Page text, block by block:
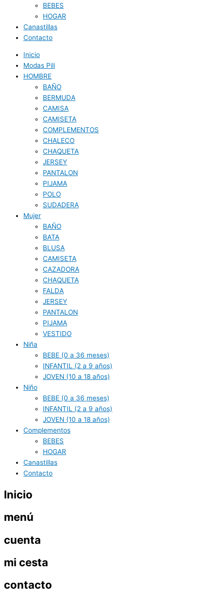
BEBES
HOGAR
Canastillas
Contacto
Inicio
Modas Pili
HOMBRE
BAÑO
BERMUDA
CAMISA
CAMISETA
COMPLEMENTOS
CHALECO
CHAQUETA
JERSEY
PANTALON
PIJAMA
POLO
SUDADERA
Mujer
BAÑO
BATA
BLUSA
CAMISETA
CAZADORA
CHAQUETA
FALDA
JERSEY
PANTALON
PIJAMA
VESTIDO
Niña
BEBE (0 a 36 meses)
INFANTIL (2 a 9 años)
JOVEN (10 a 18 años)
Niño
BEBE (0 a 36 meses)
INFANTIL (2 a 9 años)
JOVEN (10 a 18 años)
Complementos
BEBES
HOGAR
Canastillas
Contacto
Inicio
menú
cuenta
mi cesta
contacto